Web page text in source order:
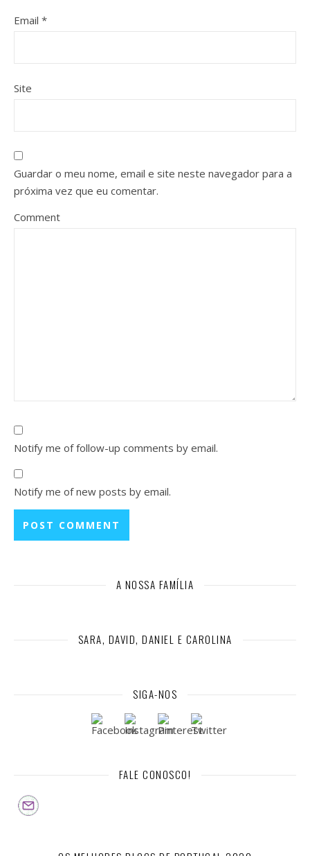
Email *
Site
Guardar o meu nome, email e site neste navegador para a
próxima vez que eu comentar.
Comment
Notify me of follow-up comments by email.
Notify me of new posts by email.
A NOSSA FAMÍLIA
SARA, DAVID, DANIEL E CAROLINA
SIGA-NOS
FALE CONOSCO!